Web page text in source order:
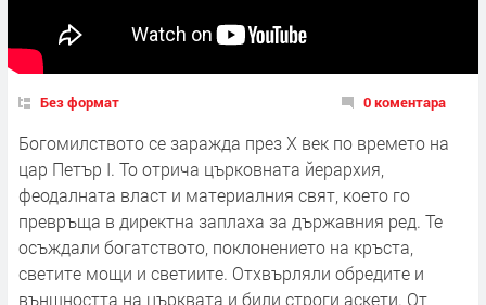
Без формат 0 коментара
Богомилството се заражда през X век по времето на
цар Петър I. То отрича църковната йерархия,
феодалната власт и материалния свят, което го
превръща в директна заплаха за държавния ред. Те
осъждали богатството, поклонението на кръста,
светите мощи и светиите. Отхвърляли обредите и
външността на църквата и били строги аскети. От